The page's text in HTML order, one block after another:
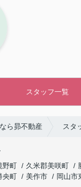
スタッフ一覧
ら昴不動産 スタ
野町 久米郡美咲町
央町 美作市
岡山市